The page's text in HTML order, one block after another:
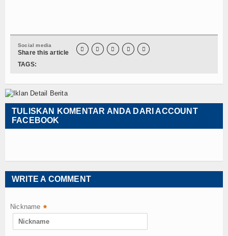
Social media
Share this article     
TAGS:
TULISKAN KOMENTAR ANDA DARI ACCOUNT
FACEBOOK
WRITE A COMMENT
Nickname *